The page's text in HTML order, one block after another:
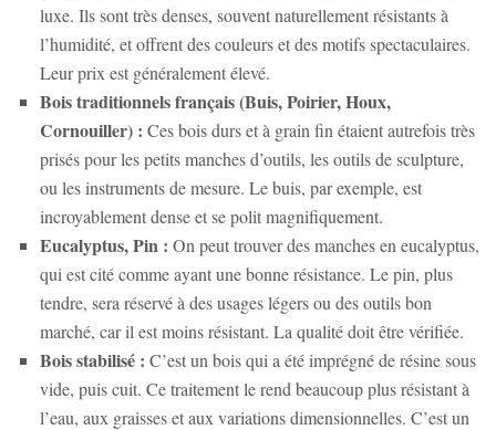
luxe. Ils sont très denses, souvent naturellement résistants à
l’humidité, et offrent des couleurs et des motifs spectaculaires.
Leur prix est généralement élevé.
Bois traditionnels français (Buis, Poirier, Houx,
Cornouiller) : Ces bois durs et à grain fin étaient autrefois très
prisés pour les petits manches d’outils, les outils de sculpture,
ou les instruments de mesure. Le buis, par exemple, est
incroyablement dense et se polit magnifiquement.
Eucalyptus, Pin : On peut trouver des manches en eucalyptus,
qui est cité comme ayant une bonne résistance. Le pin, plus
tendre, sera réservé à des usages légers ou des outils bon
marché, car il est moins résistant. La qualité doit être vérifiée.
Bois stabilisé : C’est un bois qui a été imprégné de résine sous
vide, puis cuit. Ce traitement le rend beaucoup plus résistant à
l’eau, aux graisses et aux variations dimensionnelles. C’est un